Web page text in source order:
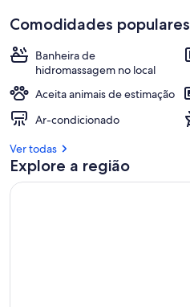
Comodidades populares
Banheira de
hidromassagem no local
Aceita animais de estimação
Ar-condicionado
Ver todas
Explore a região